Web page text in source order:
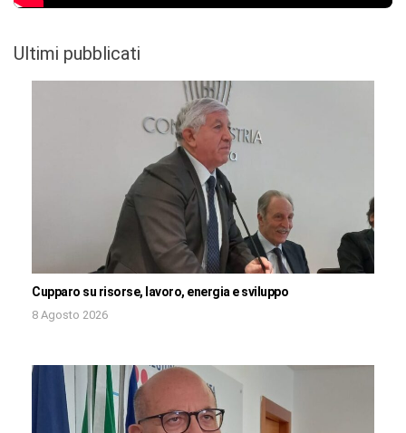
Ultimi pubblicati
Cupparo su risorse, lavoro, energia e sviluppo
8 Agosto 2026